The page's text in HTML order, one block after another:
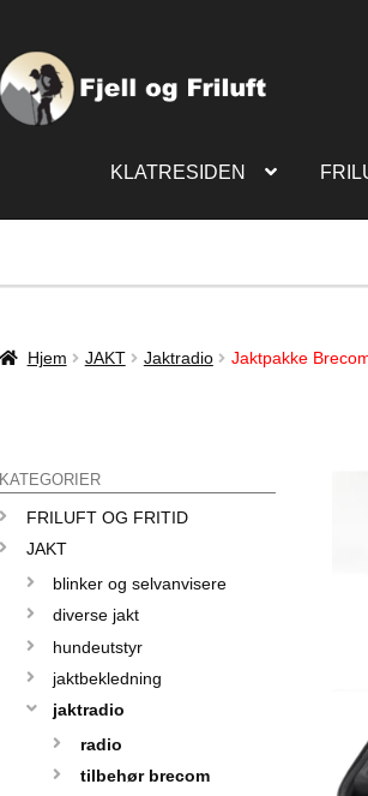
KLATRESIDEN
Hjem JAKT Jaktradio Jaktpakke
KATEGORIER
FRILUFT OG FRITID
JAKT
blinker og selvanvisere
diverse jakt
hundeutstyr
jaktbekledning
jaktradio
radio
tilbehør brecom